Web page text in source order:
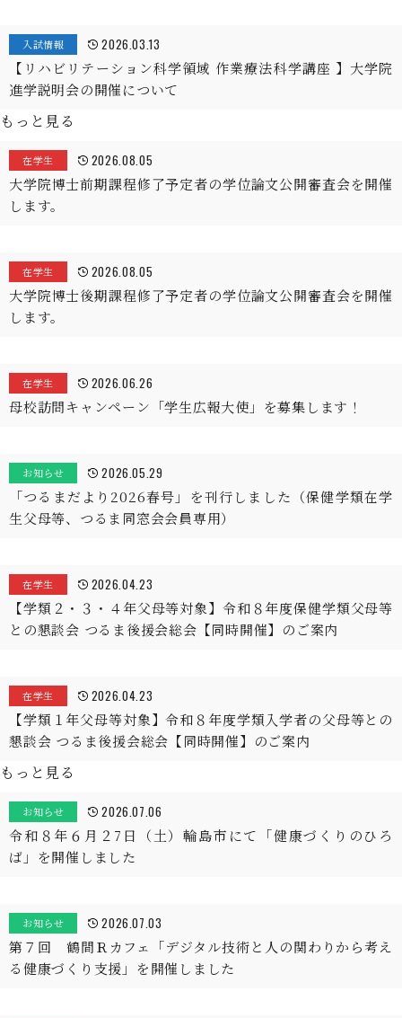
入試情報 2026.03.13
【リハビリテーション科学領域 作業療法科学講座 】大学院
進学説明会の開催について
もっと見る
在学生 2026.08.05
大学院博士前期課程修了予定者の学位論文公開審査会を開催
します。
在学生 2026.08.05
大学院博士後期課程修了予定者の学位論文公開審査会を開催
します。
在学生 2026.06.26
母校訪問キャンペーン「学生広報大使」を募集します！
お知らせ 2026.05.29
「つるまだより2026春号」を刊行しました（保健学類在学
生父母等、つるま同窓会会員専用）
在学生 2026.04.23
【学類２・３・４年父母等対象】令和８年度保健学類父母等
との懇談会 つるま後援会総会【同時開催】のご案内
在学生 2026.04.23
【学類１年父母等対象】令和８年度学類入学者の父母等との
懇談会 つるま後援会総会【同時開催】のご案内
もっと見る
お知らせ 2026.07.06
令和８年６月２7日（土）輪島市にて「健康づくりのひろ
ば」を開催しました
お知らせ 2026.07.03
第７回 鶴間Ｒカフェ「デジタル技術と人の関わりから考え
る健康づくり支援」を開催しました